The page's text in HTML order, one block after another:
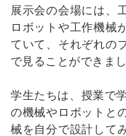
展示会の会場には、
ロボットや工作機械
ていて、それぞれの
で見ることができまし
学生たちは、授業で
の機械やロボットと
械を自分で設計して